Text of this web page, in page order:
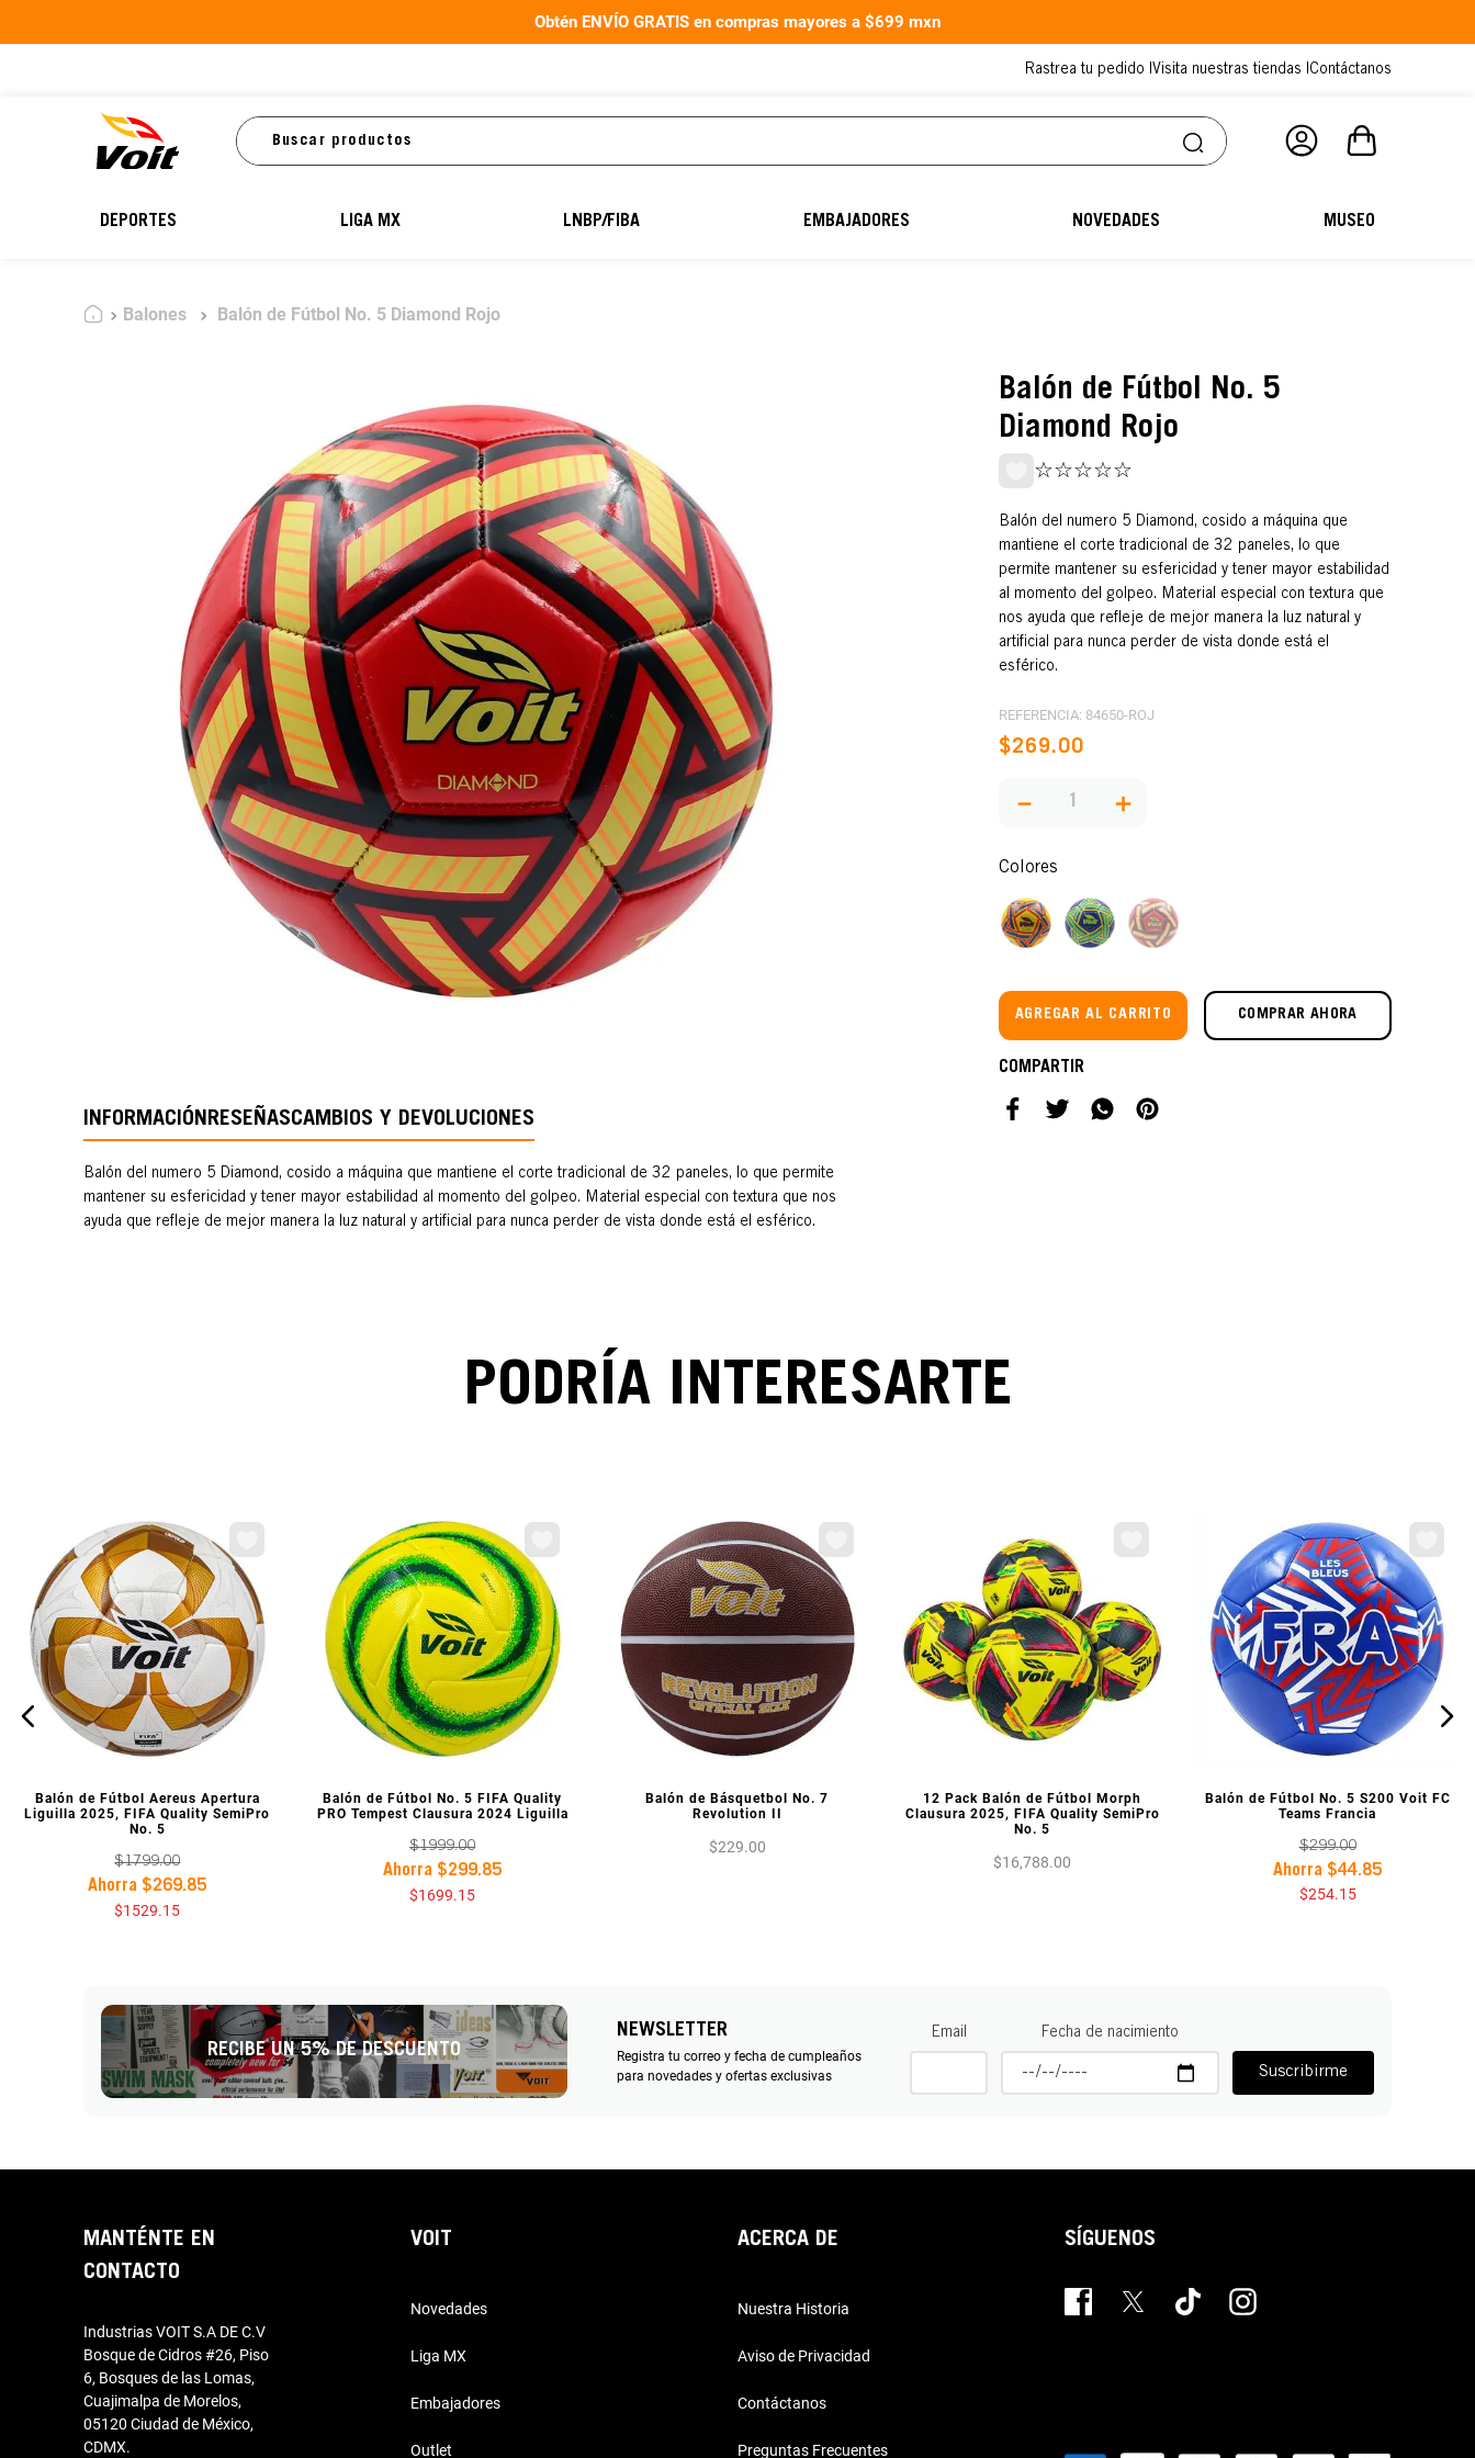
Obtén ENVÍO GRATIS en compras mayores a $699 mxn
Rastrea tu pedido |Visita nuestras tiendas |Contáctanos
Buscar productos
DEPORTES LIGA MX LNBP/FIBA EMBAJADORES NOVEDADES MUSEO
Balones Balón de Fútbol No. 5 Diamond Rojo
INFORMACIÓNRESEÑASCAMBIOS Y DEVOLUCIONES
Balón del numero 5 Diamond, cosido a máquina que mantiene el corte tradicional de 32 paneles, lo que permite
mantener su esfericidad y tener mayor estabilidad al momento del golpeo. Material especial con textura que nos
ayuda que refleje de mejor manera la luz natural y artificial para nunca perder de vista donde está el esférico.
Balón de Fútbol No. 5
Diamond Rojo
☆☆☆☆☆
Balón del numero 5 Diamond, cosido a máquina que
mantiene el corte tradicional de 32 paneles, lo que
permite mantener su esfericidad y tener mayor estabilidad
al momento del golpeo. Material especial con textura que
nos ayuda que refleje de mejor manera la luz natural y
artificial para nunca perder de vista donde está el
esférico.
REFERENCIA: 84650-ROJ
$269.00
＋
－
Colores
AGREGAR AL CARRITO COMPRAR AHORA
PODRÍA INTERESARTE
VISTA PREVIA
Balón de Fútbol Aereus Apertura
Liguilla 2025, FIFA Quality SemiPro
No. 5
$1799.00
Ahorra $269.85
$1529.15
VISTA PREVIA
Balón de Fútbol No. 5 FIFA Quality
PRO Tempest Clausura 2024 Liguilla
$1999.00
Ahorra $299.85
$1699.15
VISTA PREVIA
Balón de Básquetbol No. 7
Revolution II
$229.00
VISTA PREVIA
12 Pack Balón de Fútbol Morph
Clausura 2025, FIFA Quality SemiPro
No. 5
$16,788.00
VISTA PREVIA
Balón de Fútbol No. 5 S200 Voit FC
Teams Francia
$299.00
Ahorra $44.85
$254.15
RECIBE UN 5% DE DESCUENTO
NEWSLETTER
Registra tu correo y fecha de cumpleaños
para novedades y ofertas exclusivas
Email Fecha de nacimiento
Suscribirme
MANTÉNTE EN
CONTACTO
Industrias VOIT S.A DE C.V
Bosque de Cidros #26, Piso
6, Bosques de las Lomas,
Cuajimalpa de Morelos,
05120 Ciudad de México,
CDMX.
VOIT
Novedades
Liga MX
Embajadores
Outlet
ACERCA DE
Nuestra Historia
Aviso de Privacidad
Contáctanos
Preguntas Frecuentes
SÍGUENOS
6. balones
7.
8.
9. traje baño
10. espinilleras